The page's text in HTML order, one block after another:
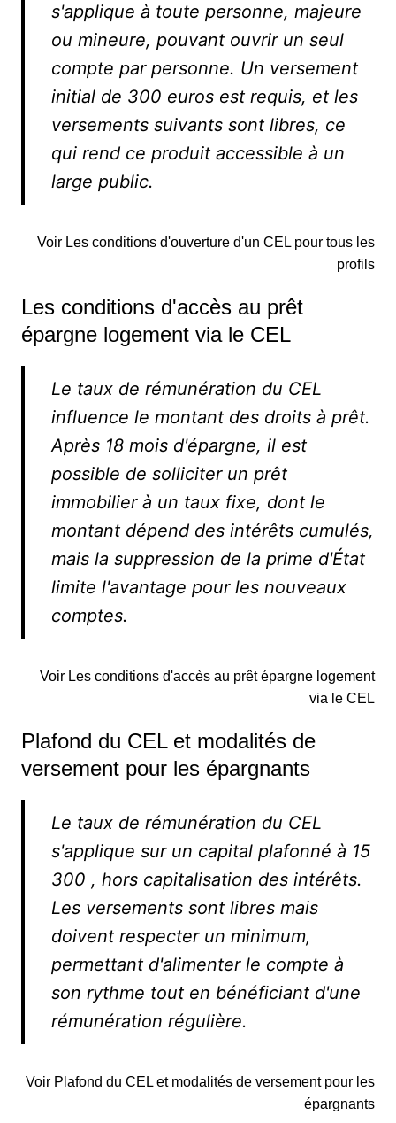
s'applique à toute personne, majeure
ou mineure, pouvant ouvrir un seul
compte par personne. Un versement
initial de 300 euros est requis, et les
versements suivants sont libres, ce
qui rend ce produit accessible à un
large public.
Voir Les conditions d'ouverture d'un CEL pour tous les
profils
Les conditions d'accès au prêt
épargne logement via le CEL
Le taux de rémunération du CEL
influence le montant des droits à prêt.
Après 18 mois d'épargne, il est
possible de solliciter un prêt
immobilier à un taux fixe, dont le
montant dépend des intérêts cumulés,
mais la suppression de la prime d'État
limite l'avantage pour les nouveaux
comptes.
Voir Les conditions d'accès au prêt épargne logement
via le CEL
Plafond du CEL et modalités de
versement pour les épargnants
Le taux de rémunération du CEL
s'applique sur un capital plafonné à 15
300 , hors capitalisation des intérêts.
Les versements sont libres mais
doivent respecter un minimum,
permettant d'alimenter le compte à
son rythme tout en bénéficiant d'une
rémunération régulière.
Voir Plafond du CEL et modalités de versement pour les
épargnants